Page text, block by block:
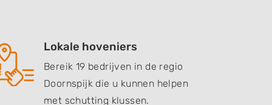
Lokale hoveniers
Bereik 19 bedrijven in de regio
Doornspijk die u kunnen helpen
met schutting klussen.